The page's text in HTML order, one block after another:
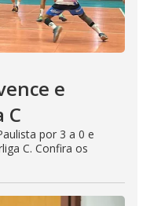
e
C
por 3 a 0 e
C. Confira os